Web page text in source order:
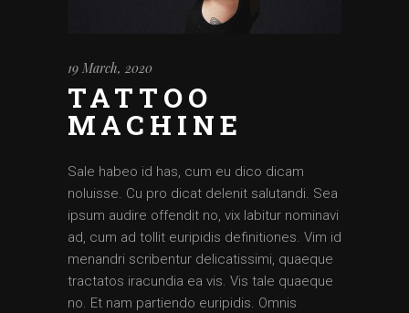
19 March, 2020
TATTOO
MACHINE
Sale habeo id has, cum eu dico dicam
noluisse. Cu pro dicat delenit salutandi. Sea
ipsum audire offendit no, vix labitur nominavi
ad, cum ad tollit euripidis definitiones. Vim id
menandri scribentur delicatissimi, quaeque
tractatos iracundia ea vis. Vis tale quaeque
no. Et nam partiendo euripidis. Omnis